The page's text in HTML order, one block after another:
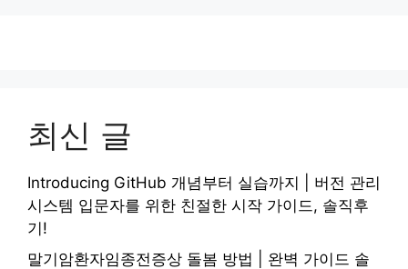
최신 글
Introducing GitHub 개념부터 실습까지 | 버전 관리
시스템 입문자를 위한 친절한 시작 가이드, 솔직후
기!
말기암환자임종전증상 돌봄 방법 | 완벽 가이드 솔